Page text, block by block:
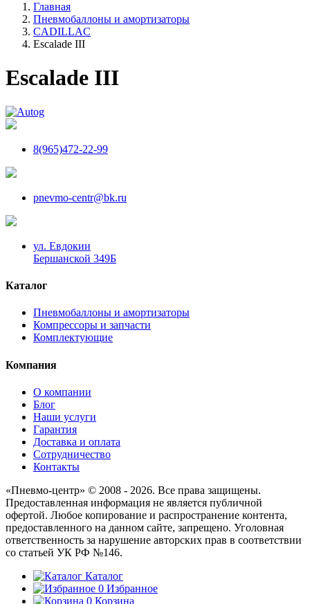
Главная
Пневмобаллоны и амортизаторы
CADILLAC
Escalade III
Escalade III
8(965)472-22-99
pnevmo-centr@bk.ru
ул. Евдокии
Бершанской 349Б
Каталог
Пневмобаллоны и амортизаторы
Компрессоры и запчасти
Комплектующие
Компания
О компании
Блог
Наши услуги
Гарантия
Доставка и оплата
Сотрудничество
Контакты
«Пневмо-центр» © 2008 - 2026. Все права защищены.
Предоставленная информация не является публичной
офертой. Любое копирование и распространение контента,
предоставленного на данном сайте, запрещено. Уголовная
ответственность за нарушение авторских прав в соответствии
со статьей УК РФ №146.
Каталог
0 Избранное
0 Корзина